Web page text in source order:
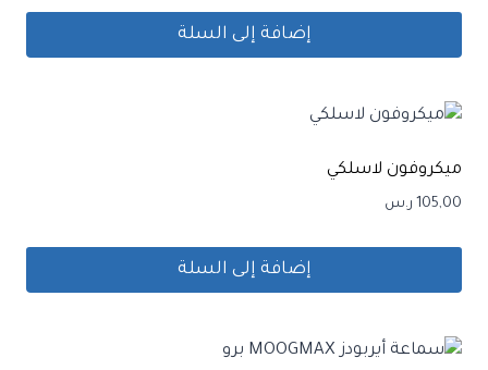
إضافة إلى السلة
ميكروفون لاسلكي
105,00 ر.س
إضافة إلى السلة